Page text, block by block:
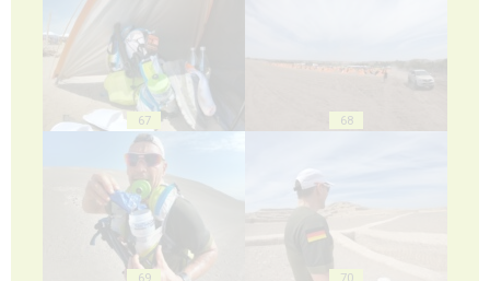
67 68
69 70